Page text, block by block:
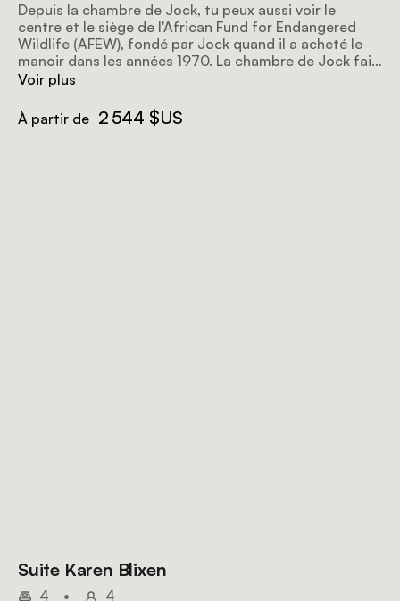
Depuis la chambre de Jock, tu peux aussi voir le
centre et le siège de l'African Fund for Endangered
Wildlife (AFEW), fondé par Jock quand il a acheté le
manoir dans les années 1970. La chambre de Jock fait
environ 28 mètres carrés et peut accueillir un couple
une cheminée et une salle de bain avec baignoire,
douche et deux lavabos.
Voir plus
À partir de 2 544 $US
Suite Karen Blixen
4 • 4